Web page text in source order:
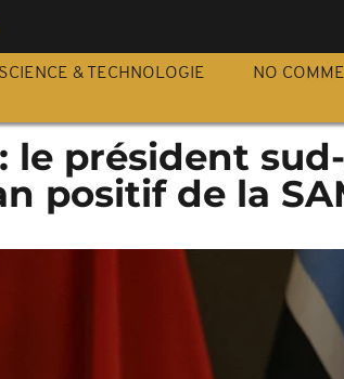
SCIENCE & TECHNOLOGIE NO
le président
positif de la